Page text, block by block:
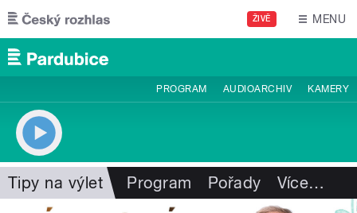
Přejít k hlavnímu obsahu
ŽIVĚ MENU
PROGRAM AUDIOARCHIV KAMERY
Tipy na výlet Program Pořady Více…